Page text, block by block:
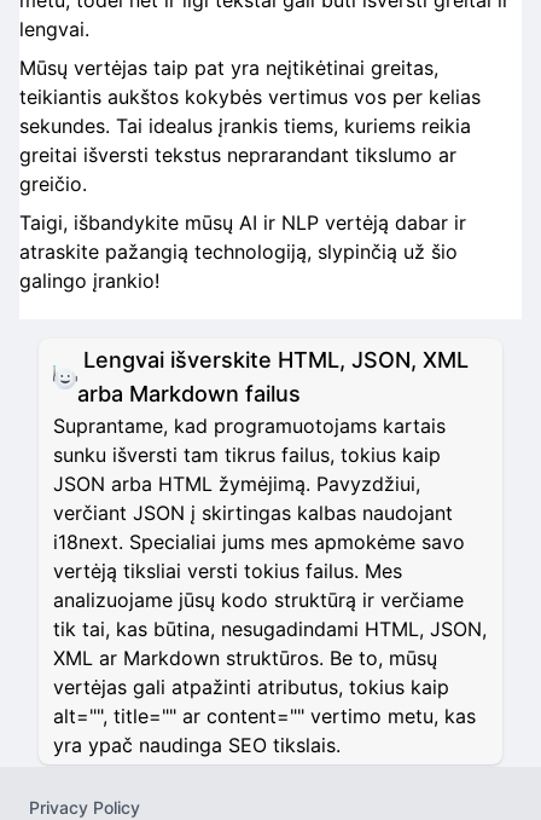
lengvai.
Mūsų vertėjas taip pat yra neįtikėtinai greitas,
teikiantis aukštos kokybės vertimus vos per kelias
sekundes. Tai idealus įrankis tiems, kuriems reikia
greitai išversti tekstus neprarandant tikslumo ar
greičio.
Taigi, išbandykite mūsų AI ir NLP vertėją dabar ir
atraskite pažangią technologiją, slypinčią už šio
galingo įrankio!
Lengvai išverskite HTML, JSON, XML
arba Markdown failus
Suprantame, kad programuotojams kartais
sunku išversti tam tikrus failus, tokius kaip
JSON arba HTML žymėjimą. Pavyzdžiui,
verčiant JSON į skirtingas kalbas naudojant
i18next. Specialiai jums mes apmokėme savo
vertėją tiksliai versti tokius failus. Mes
analizuojame jūsų kodo struktūrą ir verčiame
tik tai, kas būtina, nesugadindami HTML, JSON,
XML ar Markdown struktūros. Be to, mūsų
vertėjas gali atpažinti atributus, tokius kaip
alt="", title="" ar content="" vertimo metu, kas
yra ypač naudinga SEO tikslais.
Privacy Policy